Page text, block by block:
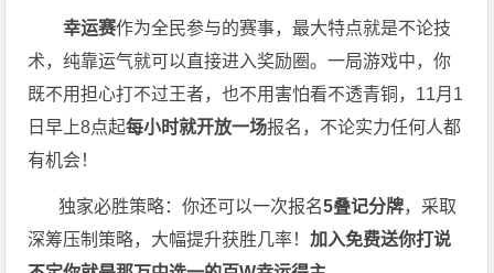
幸运赛作为全民参与的赛事，最大特点就是不论技
术，纯靠运气就可以直接进入奖励圈。一局游戏中，你
既不用担心打不过王者，也不用害怕看不透青铜，11月1
日早上8点起每小时就开放一场报名，不论实力任何人都
有机会！
独家必胜策略：你还可以一次报名5叠记分牌，采取
深筹压制策略，大幅提升获胜几率！加入免费送你打说